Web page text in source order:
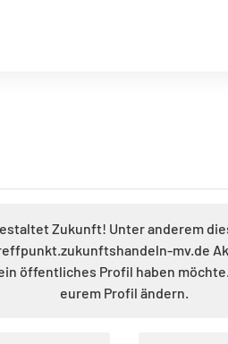
Zukunft! Unter anderem
mv.de
öffentliches Profil haben
eurem Profil ändern.